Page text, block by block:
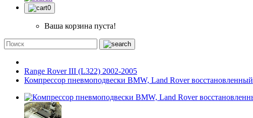
0
Ваша корзина пуста!
Range Rover III (L322) 2002-2005
Компрессор пневмоподвески BMW, Land Rover восстановленный